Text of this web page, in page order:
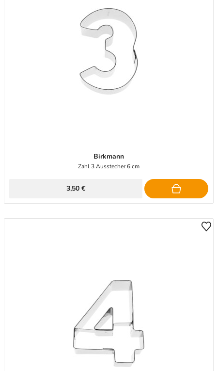
Birkmann
Zahl 3 Ausstecher 6 cm
3,50 €